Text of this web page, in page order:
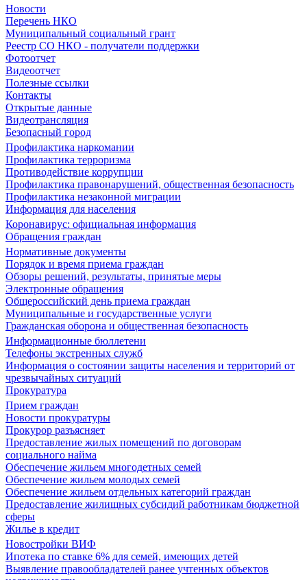
Новости
Перечень НКО
Муниципальный социальный грант
Реестр СО НКО - получатели поддержки
Фотоотчет
Видеоотчет
Полезные ссылки
Контакты
Открытые данные
Видеотрансляция
Безопасный город
Профилактика наркомании
Профилактика терроризма
Противодействие коррупции
Профилактика правонарушений, общественная безопасность
Профилактика незаконной миграции
Информация для населения
Коронавирус: официальная информация
Обращения граждан
Нормативные документы
Порядок и время приема граждан
Обзоры решений, результаты, принятые меры
Электронные обращения
Общероссийский день приема граждан
Муниципальные и государственные услуги
Гражданская оборона и общественная безопасность
Информационные бюллетени
Телефоны экстренных служб
Информация о состоянии защиты населения и территорий от
чрезвычайных ситуаций
Прокуратура
Прием граждан
Новости прокуратуры
Прокурор разъясняет
Предоставление жилых помещений по договорам
социального найма
Обеспечение жильем многодетных семей
Обеспечение жильем молодых семей
Обеспечение жильем отдельных категорий граждан
Предоставление жилищных субсидий работникам бюджетной
сферы
Жилье в кредит
Новостройки ВИФ
Ипотека по ставке 6% для семей, имеющих детей
Выявление правообладателей ранее учтенных объектов